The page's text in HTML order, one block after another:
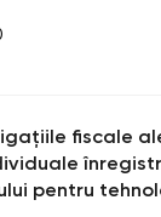
fiscale
pentru